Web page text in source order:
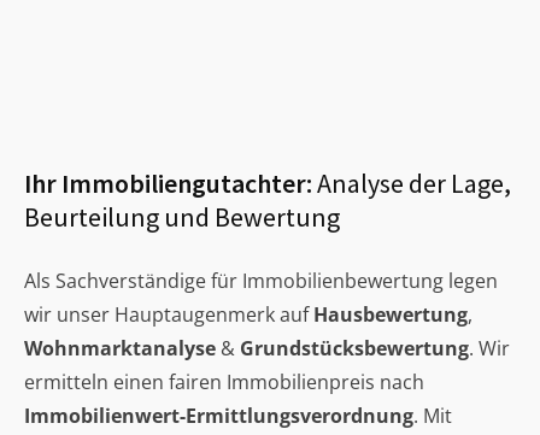
Ihr Immobiliengutachter:Analyse der Lage,
Beurteilung und Bewertung
Als Sachverständige für Immobilienbewertung legen
wir unser Hauptaugenmerk aufHausbewertung,
Wohnmarktanalyse & Grundstücksbewertung. Wir
ermitteln einen fairen Immobilienpreis nach
Immobilienwert-Ermittlungsverordnung. Mit